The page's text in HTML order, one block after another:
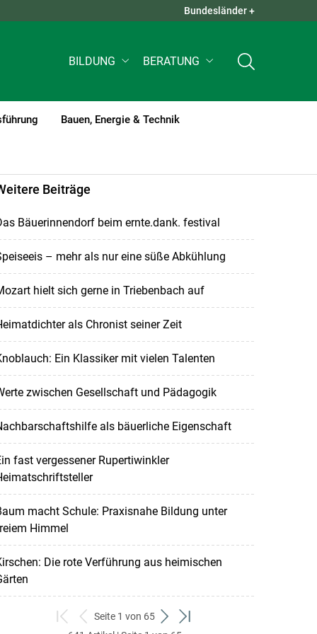
QUICK LINKS +
Bundesländer +
BILDUNG BERATUNG
Bauen, Energie & Technik
Beiträge
Bäuerinnendorf beim ernte.dank. festival
– mehr als nur eine süße Abkühlung
hielt sich gerne in Triebenbach auf
als Chronist seiner Zeit
Ein Klassiker mit vielen Talenten
zwischen Gesellschaft und Pädagogik
als bäuerliche Eigenschaft
fast vergessener Rupertiwinkler
macht Schule: Praxisnahe Bildung unter
Himmel
Die rote Verführung aus heimischen
zum
zurück
Seite 1 von 65
weiterzum